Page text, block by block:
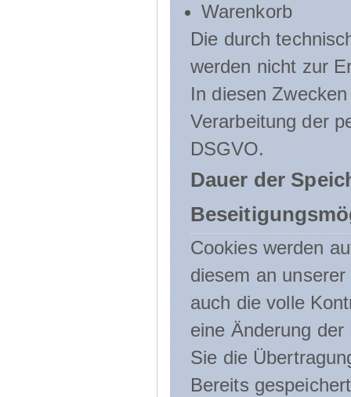
Warenkorb
Die durch
werden nicht zur
In diesen
Verarbeitung der
DSGVO.
Dauer der
Cookies werden
diesem an
auch die volle
eine Änderung
Sie die
Bereits